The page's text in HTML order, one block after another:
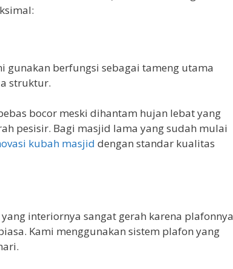
gunakan berfungsi sebagai tameng utama
struktur.
bocor meski dihantam hujan lebat yang
pesisir. Bagi masjid lama yang sudah mulai
kubah masjid dengan standar kualitas
interiornya sangat gerah karena plafonnya
Kami menggunakan sistem plafon yang